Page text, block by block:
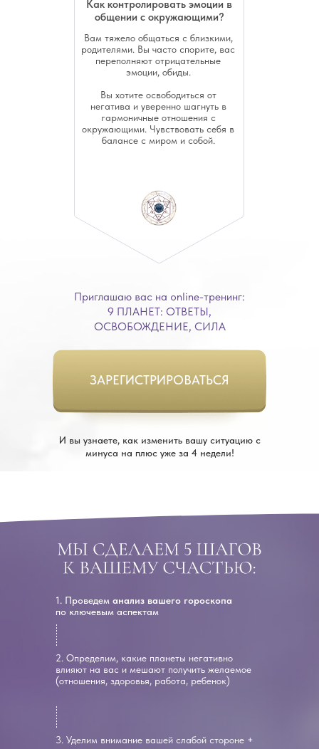
Приглашаю вас на online-тренинг:
9 ПЛАНЕТ: ОТВЕТЫ,
ОСВОБОЖДЕНИЕ, СИЛА
И вы узнаете, как изменить вашу ситуацию с
минуса на плюс уже за 4 недели!
Вам тяжело общаться с близкими,
родителями. Вы часто спорите, вас
переполняют отрицательные
эмоции, обиды.
Вы хотите освободиться от
негатива и уверенно шагнуть в
гармоничные отношения с
окружающими. Чувствовать себя в
балансе с миром и собой.
Как контролировать эмоции в
общении с окружающими?
ЗАРЕГИСТРИРОВАТЬСЯ
МЫ СДЕЛАЕМ
5
ШАГОВ К
СЧАСТЬЮ:
1. Проведем анализ вашего гороскопа
по ключевым аспектам
2. Определим, какие планеты негативно
влияют на вас и мешают получить желаемое
(отношения, здоровья, работа, ребенок)
3. Уделим внимание вашей слабой стороне +